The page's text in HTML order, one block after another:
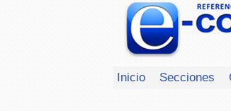
Inicio Secciones